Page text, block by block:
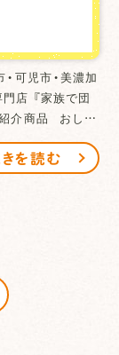
可児市・美濃加
店 『家族で団
介商品 おし…
を読む